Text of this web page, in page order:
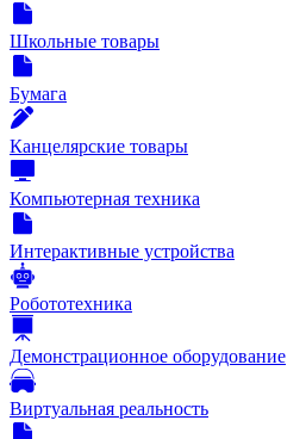
Школьные товары
Бумага
Канцелярские товары
Компьютерная техника
Интерактивные устройства
Робототехника
Демонстрационное оборудование
Виртуальная реальность